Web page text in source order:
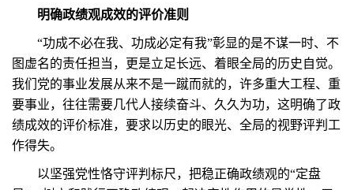
明确政绩观成效的评价准则
“功成不必在我、功成必定有我”彰显的是不谋一时、不
图虚名的责任担当，更是立足长远、着眼全局的历史自觉。
我们党的事业发展从来不是一蹴而就的，许多重大工程、重
要事业，往往需要几代人接续奋斗、久久为功，这明确了政
绩成效的评价标准，要求以历史的眼光、全局的视野评判工
作得失。
以坚强党性恪守评判标尺，把稳正确政绩观的“定盘